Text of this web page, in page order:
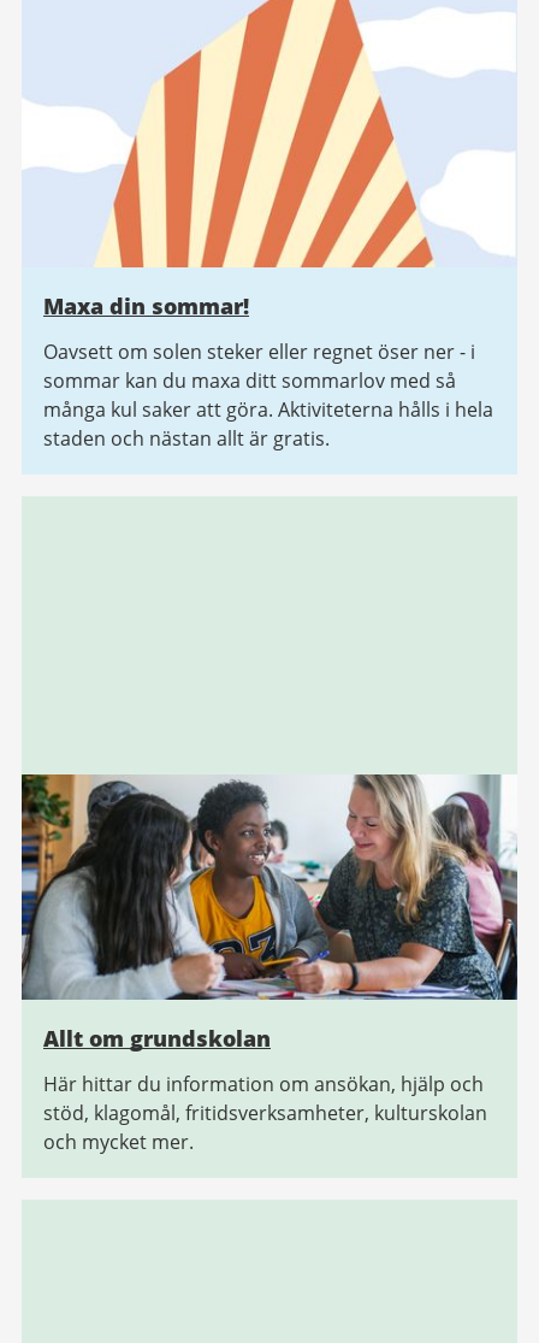
Maxa din sommar!
Oavsett om solen steker eller regnet öser ner - i
sommar kan du maxa ditt sommarlov med så
många kul saker att göra. Aktiviteterna hålls i hela
staden och nästan allt är gratis.
Allt om grundskolan
Här hittar du information om ansökan, hjälp och
stöd, klagomål, fritidsverksamheter, kulturskolan
och mycket mer.